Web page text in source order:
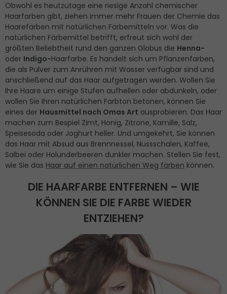
Obwohl es heutzutage eine riesige Anzahl chemischer
Haarfarben gibt, ziehen immer mehr Frauen der Chemie das
Haarefärben mit natürlichen Färbemitteln vor. Was die
natürlichen Färbemittel betrifft, erfreut sich wohl der
größten Beliebtheit rund den ganzen Globus die Henna-
oder Indigo-Haarfarbe. Es handelt sich um Pflanzenfarben,
die als Pulver zum Anrühren mit Wasser verfügbar sind und
anschließend auf das Haar aufgetragen werden. Wollen Sie
Ihre Haare um einige Stufen aufhellen oder abdunkeln, oder
wollen Sie Ihren natürlichen Farbton betonen, können Sie
eines der Hausmittel nach Omas Art ausprobieren. Das Haar
machen zum Bespiel Zimt, Honig, Zitrone, Kamille, Salz,
Speisesoda oder Joghurt heller. Und umgekehrt, Sie können
das Haar mit Absud aus Brennnessel, Nussschalen, Kaffee,
Salbei oder Holunderbeeren dunkler machen. Stellen Sie fest,
wie Sie das Haar auf einen natürlichen Weg färben können.
DIE HAARFARBE ENTFERNEN – WIE
KÖNNEN SIE DIE FARBE WIEDER
ENTZIEHEN?